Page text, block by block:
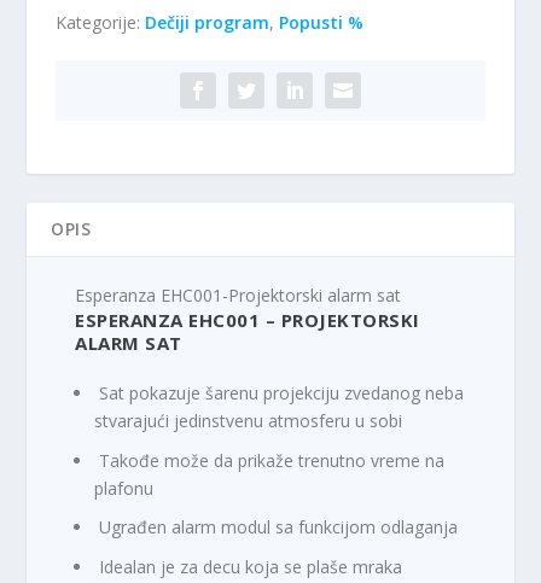
n
l
n
j
e
b
a
:
9
,
0
t
a
c
:
7
1
0
0
D
.
Kategorije: Dečiji program, Popusti %
OPIS
Esperanza EHC001-Projektorski alarm sat
ESPERANZA EHC001 – PROJEKTORSKI
ALARM SAT
Sat pokazuje šarenu projekciju zvedanog neba
stvarajući jedinstvenu atmosferu u sobi
Takođe može da prikaže trenutno vreme na
plafonu
Ugrađen alarm modul sa funkcijom odlaganja
Idealan je za decu koja se plaše mraka